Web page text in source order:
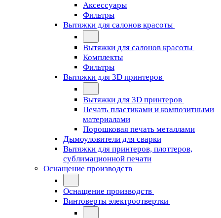
Аксессуары
Фильтры
Вытяжки для салонов красоты
Вытяжки для салонов красоты
Комплекты
Фильтры
Вытяжки для 3D принтеров
Вытяжки для 3D принтеров
Печать пластиками и композитными
материалами
Порошковая печать металлами
Дымоуловители для сварки
Вытяжки для принтеров, плоттеров,
сублимационной печати
Оснащение производств
Оснащение производств
Винтоверты электроотвертки